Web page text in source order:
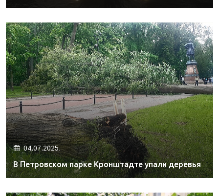
04.07.2025.
В Петровском парке Кронштадте упали деревья